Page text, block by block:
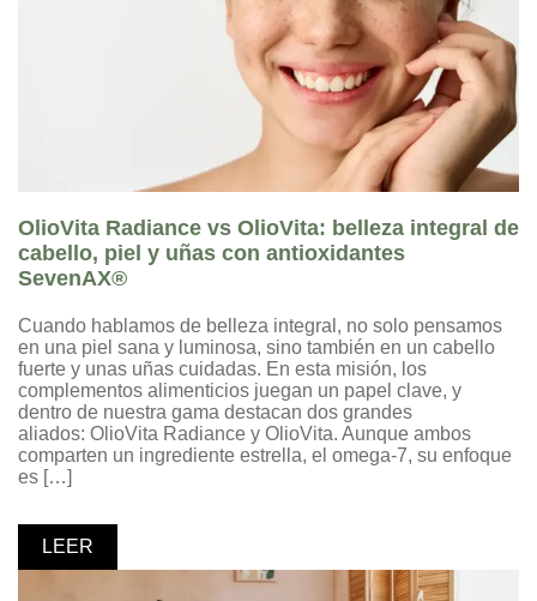
OlioVita Radiance vs OlioVita: belleza integral de
cabello, piel y uñas con antioxidantes
SevenAX®
Cuando hablamos de belleza integral, no solo pensamos
en una piel sana y luminosa, sino también en un cabello
fuerte y unas uñas cuidadas. En esta misión, los
complementos alimenticios juegan un papel clave, y
dentro de nuestra gama destacan dos grandes
aliados: OlioVita Radiance y OlioVita. Aunque ambos
comparten un ingrediente estrella, el omega-7, su enfoque
es […]
LEER